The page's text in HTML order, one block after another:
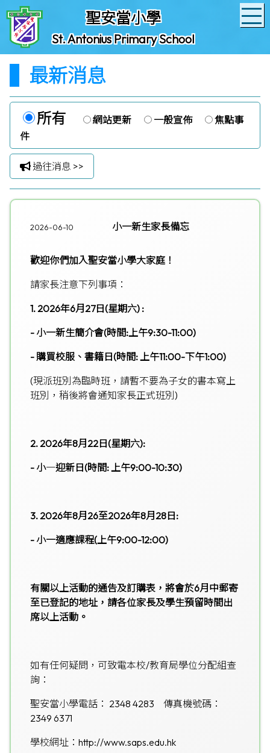
聖安當小學
St. Antonius Primary School
最新消息
所有 網站更新 一般宣佈
焦點事
件
過往消息 >>
2026-06-10 小一新生家長備忘
歡迎你們加入聖安當小學大家庭！
請家長注意下列事項：
1. 2026年6月27日(星期六) :
- 小一新生簡介會(時間:上午9:30-11:00)
-購買校服、書籍日(時間: 上午11:00-下午1:00)
(現派班別為臨時班，請暫不要為子女的書本寫上
班別，稍後將會通知家長正式班別)
2. 2026年8月22日(星期六):
- 小一迎新日(時間: 上午9:00-10:30)
3. 2026年8月26至2026年8月28日:
- 小一適應課程(上午9:00-12:00)
有關以上活動的通告及訂購表，將會於6月中郵寄
至已登記的地址，請各位家長及學生預留時間出
席以上活動。
如有任何疑問，可致電本校/教育局學位分配組查
詢：
聖安當小學電話： 2348 4283 傳真機號碼：
2349 6371
學校網址： http://www.saps.edu.hk